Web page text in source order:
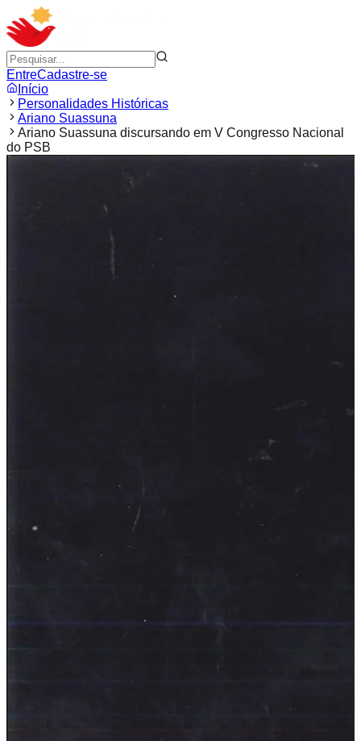
EntreCadastre-se
Início
Personalidades Históricas
Ariano Suassuna
Ariano Suassuna discursando em V Congresso Nacional
do PSB